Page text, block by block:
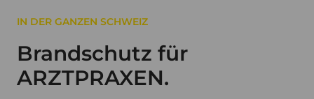
IN DER GANZEN SCHWEIZ
Brandschutz für
ARZTPRAXEN.